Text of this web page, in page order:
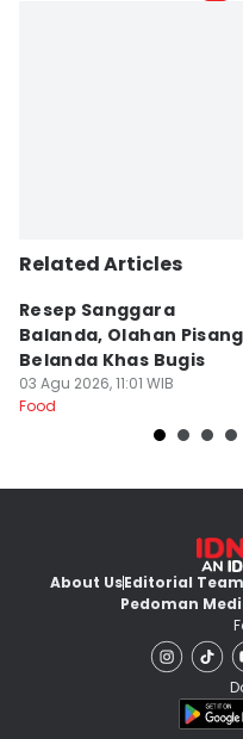
Related Articles
Resep Sanggara
Balanda, Olahan Pisang
Belanda Khas Bugis
03 Agu 2026, 11:01 WIB
Food
About UsEditorial
Pedoman